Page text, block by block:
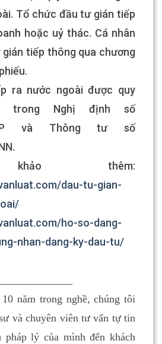
Tổ chức đầu tư gián tiếp
hoặc uỷ thác. Cá nhân
tiếp thông qua chương
ra nước ngoài được quy
trong Nghị định số
CP và Thông tư số
thêm:
dau-tu-gian-
ho-so-dang-
nhan-dang-ky-dau-tu/
năm trong nghề, chúng tôi
và chuyên viên tư vấn tự tin
pháp lý của mình đến khách